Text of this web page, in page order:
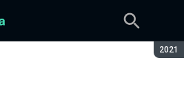
2021